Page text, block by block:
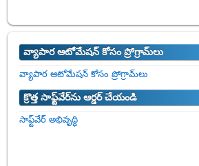
వ్యాపార ఆటోమేషన్ కోసం ప్రోగ్రామ్‌లు
వ్యాపార ఆటోమేషన్ కోసం ప్రోగ్రామ్‌లు
క్రొత్త సాఫ్ట్‌వేర్‌ను ఆర్డర్ చేయండి
సాఫ్ట్‌వేర్ అభివృద్ధి